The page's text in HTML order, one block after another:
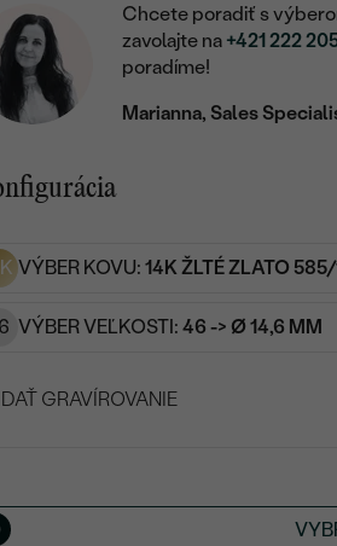
Chcete poradiť s
zavolajte na +421 222
poradíme!
Marianna, Sales
VÝBER KOVU: 14K ŽLTÉ ZLATO
VÝBER VEĽKOSTI: 46 -> Ø 14,6 MM
GRAVÍROVANIE
iniciály/text